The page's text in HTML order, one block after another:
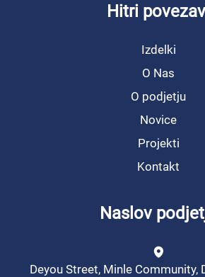
Hitri
Izdelki
O Nas
O podjetju
Novice
Projekti
Kontakt
Naslov
Deyou Street, Minle Community,